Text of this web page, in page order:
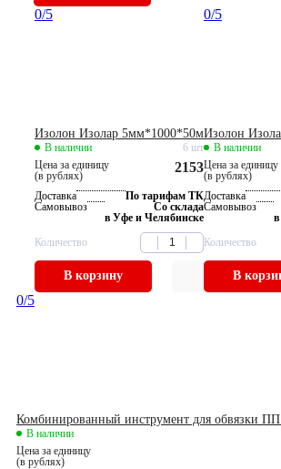
0/5
Изолон Изолар 5мм*1000*50м
В наличии
6 шт
Цена за единицу
(в рублях)
2153
Доставка
По тарифам ТК
Самовывоз
Со склада
в Уфе и Челябинске
Количество
В корзину
0/5
Изолон
В наличии
Цена за единицу
(в рублях)
Доставка
Самовывоз
Количество
В
0/5
Комбинированный инструмент для обвязки
В наличии
Цена за единицу
(в рублях)